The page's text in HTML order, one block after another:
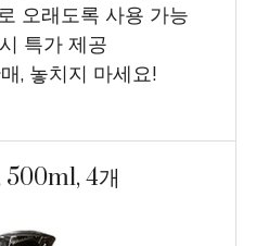
오래도록 사용 가능
특가 제공
, 놓치지 마세요!
500ml, 4개